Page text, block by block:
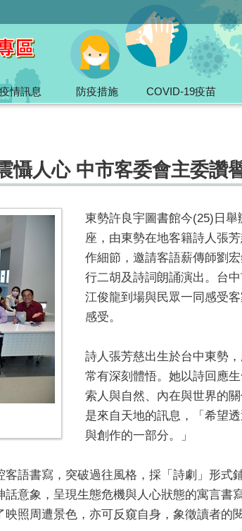
情訊息 防疫措施
COVID-19疫苗
懾人心 中市客委會主委讚
東勢許良宇圖書館今(25)日
座，由東勢在地客籍詩人張
作細節，邀請客語薪傳師劉
行二胡及詩詞朗誦演出。台
江俊龍到場與民眾一同感受
感受。
詩人張芳慈出生於台中東勢
常有深刻體悟。她以詩回應
索人與自然、內在與世界的
是來自天地的訊息，「希望
與創作的一部分。」
語書寫，突破過往風格，採「詩劇」形式
意象，呈現生態危機與人心狀態的寓言書
映照周遭景色，亦可反窺自身，象徵讀者的